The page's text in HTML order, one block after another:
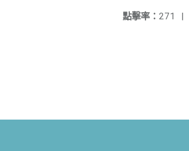
點擊率： 271 |